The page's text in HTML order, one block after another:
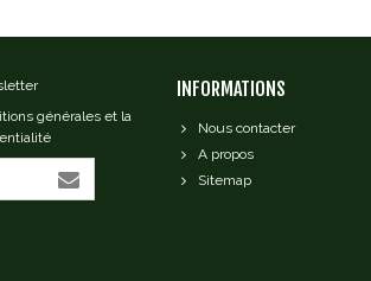
générales et la
INFORMATIONS
Nous contacter
A propos
Sitemap